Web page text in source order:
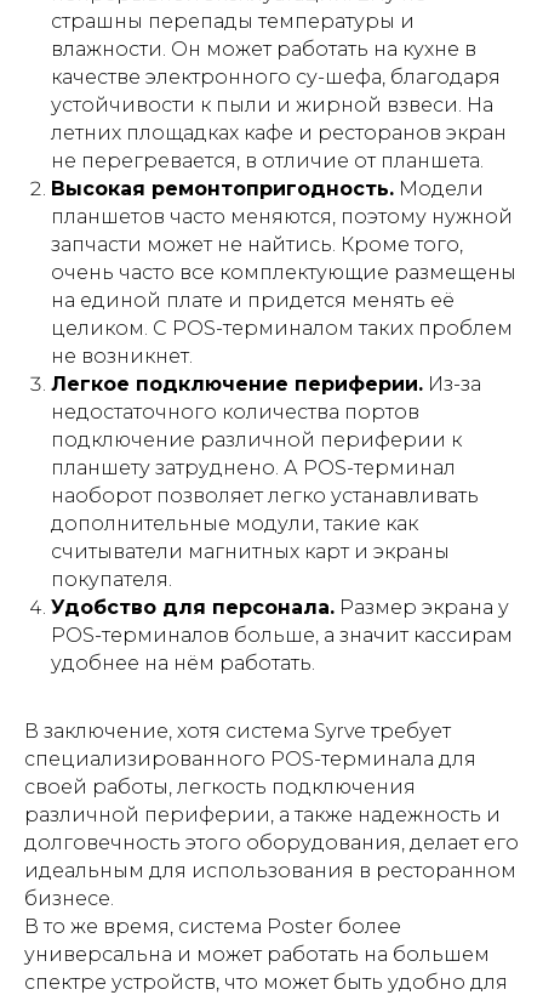
страшны перепады температуры и
влажности. Он может работать на кухне в
качестве электронного су-шефа, благодаря
устойчивости к пыли и жирной взвеси. На
летних площадках кафе и ресторанов экран
не перегревается, в отличие от планшета.
Высокая ремонтопригодность. Модели
планшетов часто меняются, поэтому нужной
запчасти может не найтись. Кроме того,
очень часто все комплектующие размещены
на единой плате и придется менять её
целиком. С POS-терминалом таких проблем
не возникнет.
Легкое подключение периферии. Из-за
недостаточного количества портов
подключение различной периферии к
планшету затруднено. А POS-терминал
наоборот позволяет легко устанавливать
дополнительные модули, такие как
считыватели магнитных карт и экраны
покупателя.
Удобство для персонала. Размер экрана у
POS-терминалов больше, а значит кассирам
удобнее на нём работать.
В заключение, хотя система Syrve требует
специализированного POS-терминала для
своей работы, легкость подключения
различной периферии, а также надежность и
долговечность этого оборудования, делает его
идеальным для использования в ресторанном
бизнесе.
В то же время, система Poster более
универсальна и может работать на большем
спектре устройств, что может быть удобно для